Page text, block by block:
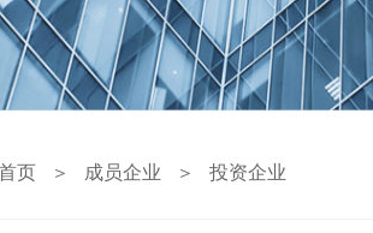
页 ＞ 成员企业 ＞ 投资企业